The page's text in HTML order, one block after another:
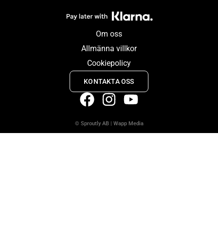
Om oss
Allmänna villkor
Cookiepolicy
KONTAKTA OSS
© Sproutly AB| Wapp Media